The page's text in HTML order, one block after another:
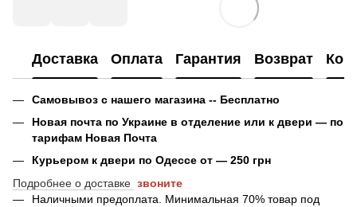
Доставка Оплата Гарантия Возврат
Самовывоз с нашего магазина -- Бесплатно
Новая почта по Украине в отделение или к двери — по
тарифам Новая Почта
Курьером к двери по Одессе от — 250 грн
Подробнее о доставке звоните
Наличными предоплата. Минимальная 70% товар под